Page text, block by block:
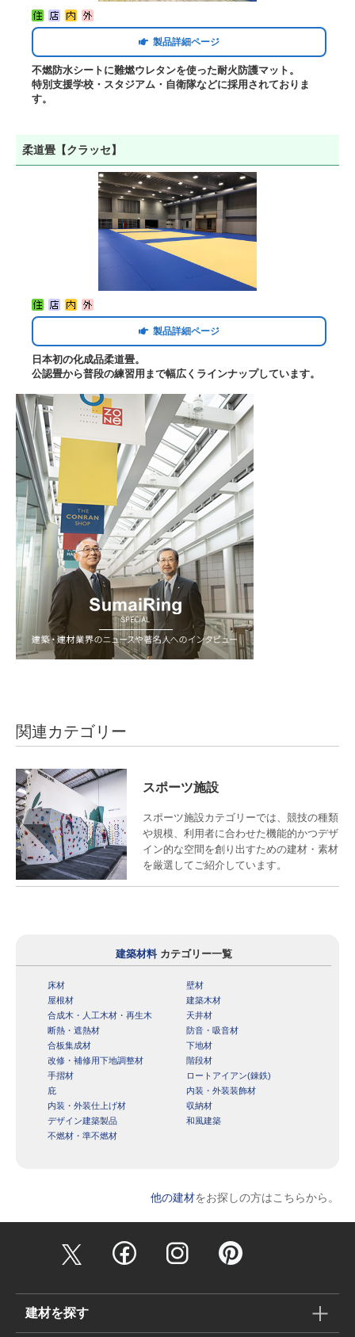
製品詳細ページ
不燃防水シートに難燃ウレタンを使った耐火防護マット。
特別支援学校・スタジアム・自衛隊などに採用されておりま
す。
柔道畳【クラッセ】
製品詳細ページ
日本初の化成品柔道畳。
公認畳から普段の練習用まで幅広くラインナップしています。
関連カテゴリー
スポーツ施設
スポーツ施設カテゴリーでは、競技の種類
や規模、利用者に合わせた機能的かつデザ
イン的な空間を創り出すための建材・素材
を厳選してご紹介しています。
建築材料カテゴリー一覧
床材
壁材
屋根材
建築木材
合成木・人工木材・再生木
天井材
断熱・遮熱材
防音・吸音材
合板集成材
下地材
改修・補修用下地調整材
階段材
手摺材
ロートアイアン(錬鉄)
庇
内装・外装装飾材
内装・外装仕上げ材
収納材
デザイン建築製品
和風建築
不燃材・準不燃材
他の建材をお探しの方はこちらから。
建材を探す